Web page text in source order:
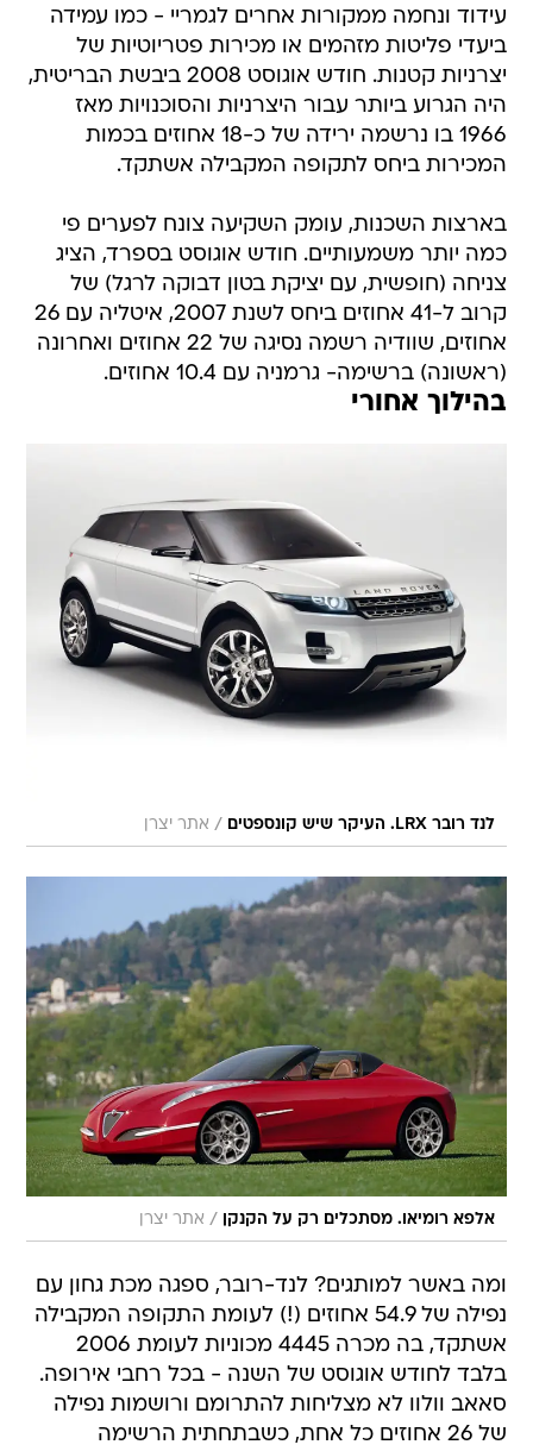
עידוד ונחמה ממקורות אחרים לגמריי - כמו עמידה
ביעדי פליטות מזהמים או מכירות פטריוטיות של
יצרניות קטנות. חודש אוגוסט 2008 ביבשת הבריטית,
היה הגרוע ביותר עבור היצרניות והסוכנויות מאז
1966 בו נרשמה ירידה של כ-18 אחוזים בכמות
המכירות ביחס לתקופה המקבילה אשתקד.
בארצות השכנות, עומק השקיעה צונח לפערים פי
כמה יותר משמעותיים. חודש אוגוסט בספרד, הציג
צניחה (חופשית, עם יציקת בטון דבוקה לרגל) של
קרוב ל-41 אחוזים ביחס לשנת 2007, איטליה עם 26
אחוזים, שוודיה רשמה נסיגה של 22 אחוזים ואחרונה
(ראשונה) ברשימה- גרמניה עם 10.4 אחוזים.
בהילוך אחורי
לנד רובר LRX. העיקר שיש קונספטים / אתר יצרן
אלפא רומיאו. מסתכלים רק על הקנקן / אתר יצרן
ומה באשר למותגים? לנד-רובר, ספגה מכת גחון עם
נפילה של 54.9 אחוזים (!) לעומת התקופה המקבילה
אשתקד, בה מכרה 4445 מכוניות לעומת 2006
בלבד לחודש אוגוסט של השנה - בכל רחבי אירופה.
סאאב וולוו לא מצליחות להתרומם ורושמות נפילה
של 26 אחוזים כל אחת, כשבתחתית הרשימה